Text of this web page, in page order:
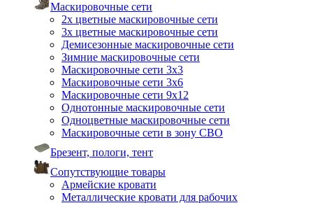
Маскировочные сети
2х цветные маскировочные сети
3х цветные маскировочные сети
Демисезонные маскировочные сети
Зимние маскировочные сети
Маскировочные сети 3х3
Маскировочные сети 3х6
Маскировочные сети 9х12
Однотонные маскировочные сети
Одноцветные маскировочные сети
Маскировочные сети в зону СВО
Брезент, пологи, тент
Сопутствующие товары
Армейские кровати
Металлические кровати для рабочих